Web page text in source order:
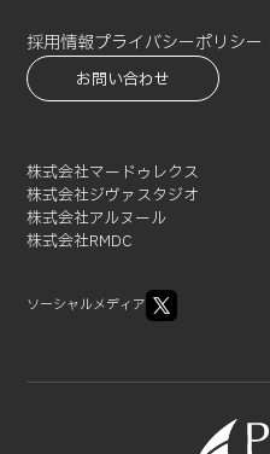
2021-07 (3)
2021-06 (1)
2021-03 (2)
2021-02 (1)
採用情報プライバシーポリシー
お問い合わせ
株式会社マードゥレクス
株式会社ジヴァスタジオ
株式会社アルヌール
株式会社RMDC
ソーシャルメディア